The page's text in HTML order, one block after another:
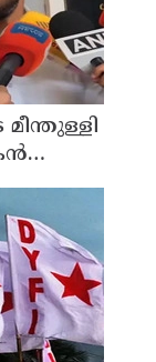
:
കളക്ടർ